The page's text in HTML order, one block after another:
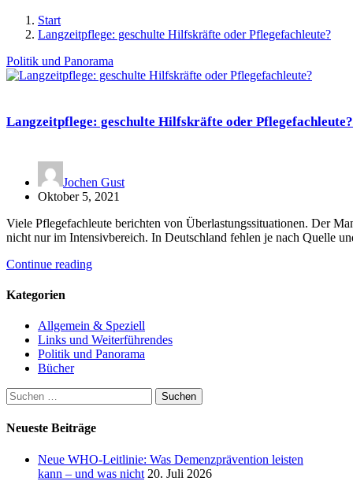
Start
Langzeitpflege: geschulte Hilfskräfte oder Pflegefachleute?
Politik und Panorama
Langzeitpflege: geschulte Hilfskräfte oder Pflegefachleute?
Jochen Gust
Oktober 5, 2021
Viele Pflegefachleute berichten von Überlastungssituationen. Der
nicht nur im Intensivbereich. In Deutschland fehlen je nach Quelle
Continue reading
Kategorien
Allgemein & Speziell
Links und Weiterführendes
Politik und Panorama
Bücher
Suchen
nach:
Neueste Beiträge
Neue WHO-Leitlinie: Was Demenzprävention leisten
kann – und was nicht 20. Juli 2026